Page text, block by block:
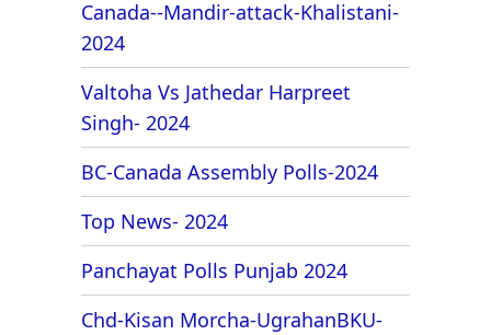
Canada--Mandir-attack-Khalistani-
2024
Valtoha Vs Jathedar Harpreet
Singh- 2024
BC-Canada Assembly Polls-2024
Top News- 2024
Panchayat Polls Punjab 2024
Chd-Kisan Morcha-UgrahanBKU-